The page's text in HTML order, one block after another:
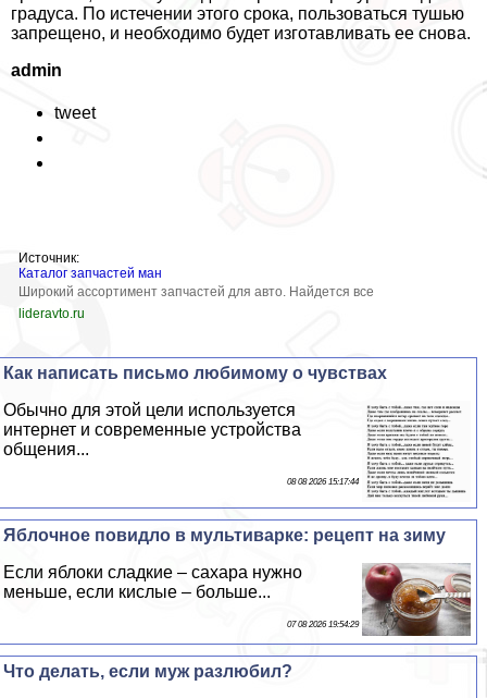
Источник:
Каталог запчастей ман
Широкий ассортимент запчастей для авто. Найдется все
lideravto.ru
градуса. По истечении этого срока, пользоваться тушью
запрещено, и необходимо будет изготавливать ее снова.
admin
tweet
Как написать письмо любимому о чувствах
Обычно для этой цели используется
интернет и современные устройства
общения...
08 08 2026 15:17:44
Яблочное повидло в мультиварке: рецепт на зиму
Если яблоки сладкие – сахара нужно
меньше, если кислые – больше...
07 08 2026 19:54:29
Что делать, если муж разлюбил?